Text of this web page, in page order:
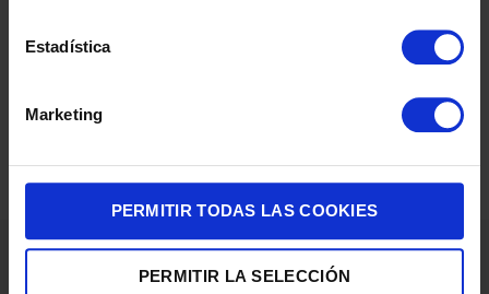
Estadística
Marketing
PERMITIR TODAS LAS COOKIES
PERMITIR LA SELECCIÓN
TERMO SOLIDO INOXIBAR 61125 KIDS AZUL 540CL
14,90€